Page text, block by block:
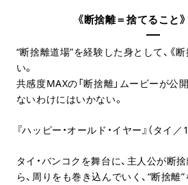
《断捨離＝捨てること
“断捨離道場”を経験した身として、《
い。
共感度MAXの「断捨離」ムービーが公
ないわけにはいかない。
『ハッピー・オールド・イヤー』（タイ／
タイ・バンコクを舞台に、主人公が断
ら、周りをも巻き込んでいく、“断捨